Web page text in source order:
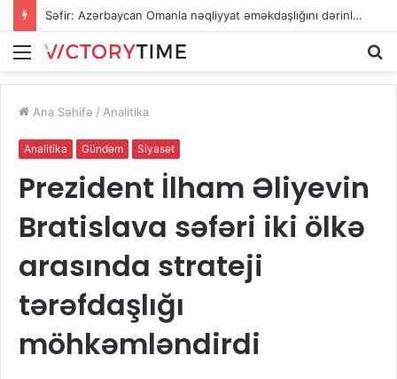
Səfir: Azərbaycan Omanla nəqliyyat əməkdaşlığını dərinləşdirməyə hazırdır
Menu
Ana Səhifə / Analitika
Analitika Gündəm Siyasət
Prezident İlham Əliyevin
Bratislava səfəri iki ölkə
arasında strateji
tərəfdaşlığı
möhkəmləndirdi